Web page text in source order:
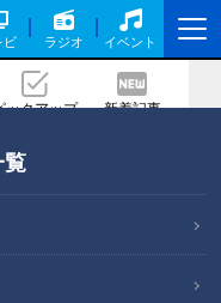
ビ ラジオ イベント
ックアップ 新着記事
覧
く！悩める
言「素っ裸に
れていいや